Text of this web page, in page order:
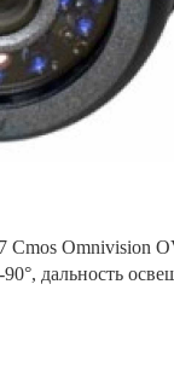
Cmos
дальность